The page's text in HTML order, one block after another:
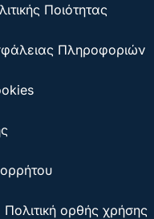
Ποιότητας
Πληροφοριών
ορθής χρήσης